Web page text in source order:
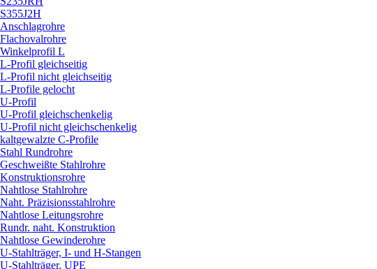
S355J2H
Anschlagrohre
Flachovalrohre
Winkelprofil L
L-Profil gleichseitig
L-Profil nicht gleichseitig
L-Profile gelocht
U-Profil
U-Profil gleichschenkelig
U-Profil nicht gleichschenkelig
kaltgewalzte C-Profile
Stahl Rundrohre
Geschweißte Stahlrohre
Konstruktionsrohre
Nahtlose Stahlrohre
Naht. Präzisionsstahlrohre
Nahtlose Leitungsrohre
Rundr. naht. Konstruktion
Nahtlose Gewinderohre
U-Stahlträger, I- und H-Stangen
U-Stahlträger, UPE